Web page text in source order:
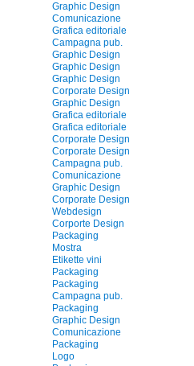
Graphic Design
Comunicazione
Grafica editoriale
Campagna pub.
Graphic Design
Graphic Design
Graphic Design
Corporate Design
Graphic Design
Grafica editoriale
Grafica editoriale
Corporate Design
Corporate Design
Campagna pub.
Comunicazione
Graphic Design
Corporate Design
Webdesign
Corporte Design
Packaging
Mostra
Etikette vini
Packaging
Packaging
Campagna pub.
Packaging
Graphic Design
Comunicazione
Packaging
Logo